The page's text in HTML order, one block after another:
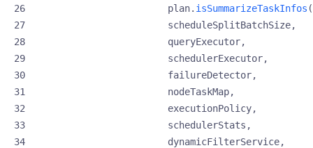
plan. isSummarizeTaskInfos
scheduleSplitBatchSize,
queryExecutor,
schedulerExecutor,
failureDetector,
nodeTaskMap,
executionPolicy,
schedulerStats ,
dynamicFilterService,